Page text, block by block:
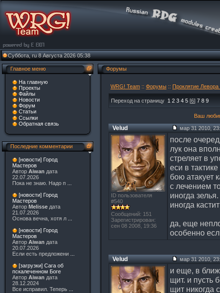
Суббота, ru 8 Августа 2026 05:38
Главное меню
На главную
Проекты
Файлы
Новости
Форум
Статьи
Ссылки
Обратная связь
Последние комментарии
[новости] Город
Мастеров
Автор Aiwan дата
22.07.2026
Пока не знаю. Надо п
[новости] Город
Мастеров
Автор Melisse дата
21.07.2026
Основа вечна, хотя л
[новости] Город
Мастеров
Автор Aiwan дата
20.07.2026
Если есть предложени
[загрузки] Сага об
пскалеченном Боге
Автор Aiwan дата
28.12.2024
Все исправил. Теперь
Форумы
WRG! Team :: Форумы :: Проклятие Левора
Переход на страницу 1 2 3 4 5 [6] 7 8 9
Ваш
Velud мар 31 2010,
ID пользователя
#540
Сообщений: 151
Зарегистрирован:
сен 08 2008, 19:36
после
лук она
стреляет в
еси в
бою атакует
с лечением
иногда
иногда
да, еще
особенно
Velud мар 31 2010,
и еще, в
щит. и пусть
щит никогда